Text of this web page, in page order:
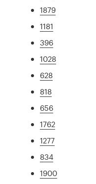
1879
1181
396
1028
628
818
656
1762
1277
834
1900